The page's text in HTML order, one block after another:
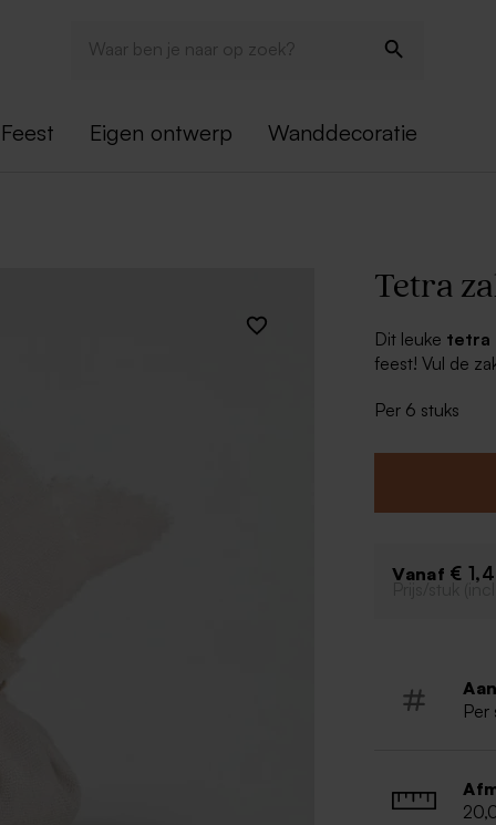
Feest Eigen ontwerp Wanddecoratie
Tetra
Dit leuke tetra
feest! Vul de
Per 6 stuks
Vanaf €
Prijs/stuk
Per